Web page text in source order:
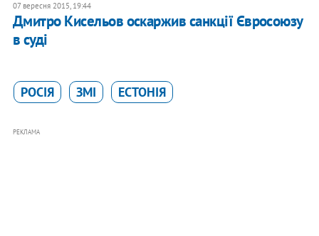
07 вересня 2015, 19:44
Дмитро Кисельов оскаржив санкції Євросоюзу
в суді
РОСІЯ ЗМІ ЕСТОНІЯ
РЕКЛАМА